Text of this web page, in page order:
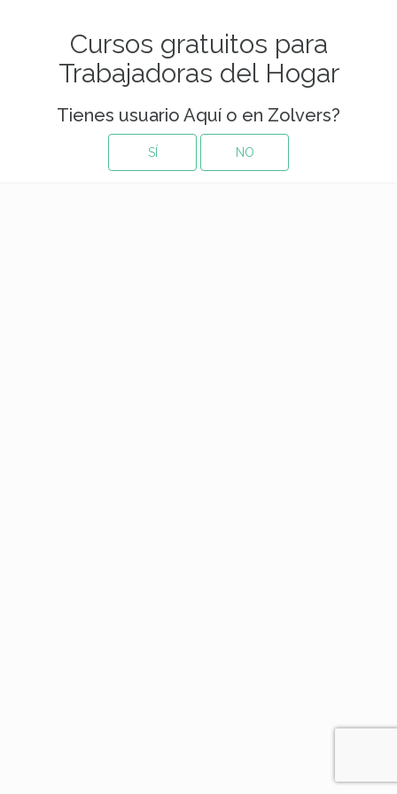
Cursos gratuitos para
Trabajadoras del Hogar
Tienes usuario Aquí o en Zolvers?
SÍ NO